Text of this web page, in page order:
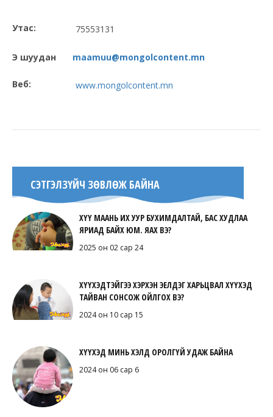
Утас: 75553131
Э шуудан maamuu@mongolcontent.mn
Веб: www.mongolcontent.mn
СЭТГЭЛЗҮЙЧ ЗӨВЛӨЖ БАЙНА
ХҮҮ МААНЬ ИХ УУР БУХИМДАЛТАЙ, БАС ХУДЛАА
ЯРИАД БАЙХ ЮМ. ЯАХ ВЭ?
2025 он 02 сар 24
ХҮҮХЭДТЭЙГЭЭ ХЭРХЭН ЭЕЛДЭГ ХАРЬЦВАЛ ХҮҮХЭД
ТАЙВАН СОНСОЖ ОЙЛГОХ ВЭ?
2024 он 10 сар 15
ХҮҮХЭД МИНЬ ХЭЛД ОРОЛГҮЙ УДАЖ БАЙНА
2024 он 06 сар 6